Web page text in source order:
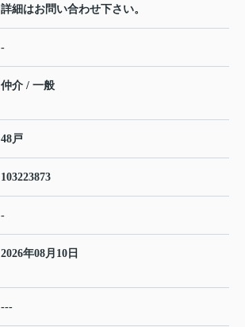
詳細はお問い合わせ下さい。
-
仲介 / 一般
48戸
103223873
-
2026年08月10日
---